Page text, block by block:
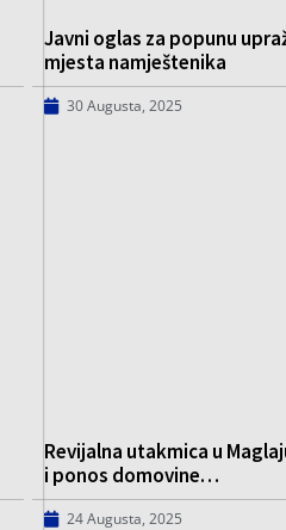
Javni oglas za popunu
mjesta namještenika
30 Augusta, 2025
Revijalna utakmica u
i ponos domovine…
24 Augusta, 2025